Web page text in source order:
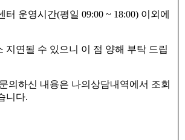
터 운영시간(평일 09:00 ~ 18:00) 이외에
지연될 수 있으니 이 점 양해 부탁 드립
의하신 내용은 나의상담내역에서 조회
니다.